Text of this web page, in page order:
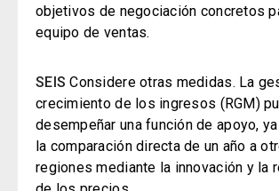
objetivos de negociación concretos
equipo de ventas.
SEISConsidere otras medidas. La
crecimiento de los ingresos (RGM)
desempeñar una función de apoyo,
la comparación directa de un año a
regiones mediante la innovación y la